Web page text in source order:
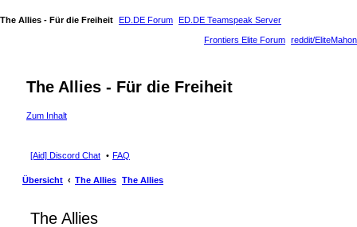
The Allies - Für die Freiheit ED.DE Forum ED.DE Teamspeak Server
reddit/EliteMahon
Frontiers Elite Forum
The Allies - Für die Freiheit
Zum Inhalt
[Aid] Discord Chat FAQ
Übersicht The Allies The Allies
The Allies